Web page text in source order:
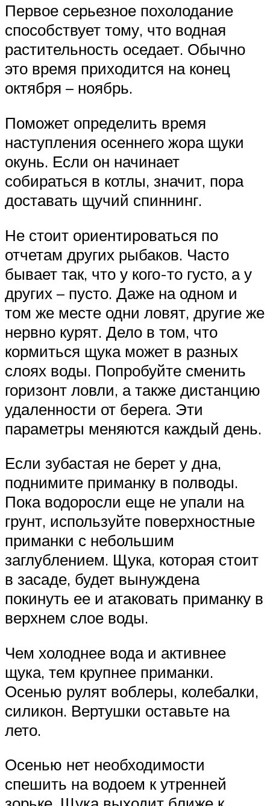
Первое серьезное похолодание
способствует тому, что водная
растительность оседает. Обычно
это время приходится на конец
октября – ноябрь.
Поможет определить время
наступления осеннего жора щуки
окунь. Если он начинает
собираться в котлы, значит, пора
доставать щучий спиннинг.
Не стоит ориентироваться по
отчетам других рыбаков. Часто
бывает так, что у кого-то густо, а у
других – пусто. Даже на одном и
том же месте одни ловят, другие же
нервно курят. Дело в том, что
кормиться щука может в разных
слоях воды. Попробуйте сменить
горизонт ловли, а также дистанцию
удаленности от берега. Эти
параметры меняются каждый день.
Если зубастая не берет у дна,
поднимите приманку в полводы.
Пока водоросли еще не упали на
грунт, используйте поверхностные
приманки с небольшим
заглублением. Щука, которая стоит
в засаде, будет вынуждена
покинуть ее и атаковать приманку в
верхнем слое воды.
Чем холоднее вода и активнее
щука, тем крупнее приманки.
Осенью рулят воблеры, колебалки,
силикон. Вертушки оставьте на
лето.
Осенью нет необходимости
спешить на водоем к утренней